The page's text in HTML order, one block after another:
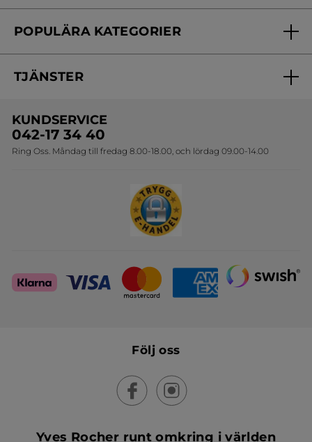
Skönhetstips
Kontakta oss
Online prislista
POPULÄRA KATEGORIER
Erbjudanden
Travelsize
Sets
TJÄNSTER
Onlineprislista för postorder
KUNDSERVICE
042-17 34 40
Ring Oss. Måndag till fredag 8.00-18.00, och lördag 09.00-14.00
Följ oss
Yves Rocher runt omkring i världen